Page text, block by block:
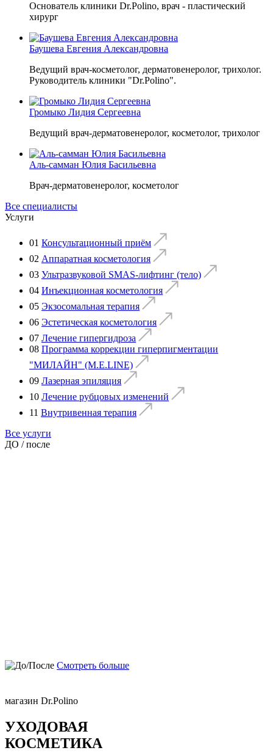
Основатель клиники Dr.Polino, врач - пластический
хирург
Баушева Евгения Александровна
Ведущий врач-косметолог, дерматовенеролог, трихолог.
Руководитель клиники "Dr.Polino".
Громыко Лидия Сергеевна
Ведущий врач-дерматовенеролог, косметолог, трихолог
Аль-самман Юлия Басильевна
Врач-дерматовенеролог, косметолог
Все специалисты
Услуги
01 Консультационный приём
02 Аппаратная косметология
03 Ультразвуковой SMAS-лифтинг (тело)
04 Инъекционная косметология
05 Экзосомальная терапия
06 Эстетическая косметология
07 Лечение гипергидроза
08 Программа коррекции гиперпигментации
"МИЛАЙН" (M.E.LINE)
09 Лазерная эпиляция
10 Лечение рубцовых изменений
11 Внутривенная терапия
Все услуги
ДО / после
Смотреть больше
магазин Dr.Polino
УХОДОВАЯ
КОСМЕТИКА